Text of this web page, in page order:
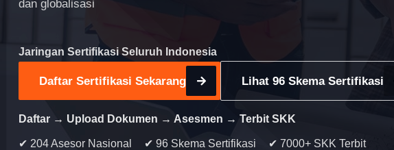
dan globalisasi
Jaringan Sertifikasi Seluruh Indonesia
Daftar Sertifikasi Sekarang Lihat 96 Skema Sertifikasi
Daftar → Upload Dokumen → Asesmen → Terbit SKK
✔ 204 Asesor Nasional ✔ 96 Skema Sertifikasi ✔ 7000+ SKK Terbit